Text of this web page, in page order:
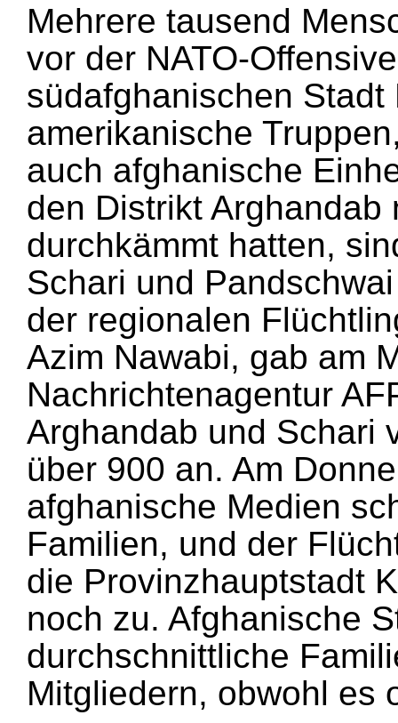
Mehrere tausend
vor der NATO-
südafghanischen
amerikanische
auch afghanische
den Distrikt Arghandab
durchkämmt hatten,
Schari und
der regionalen
Azim Nawabi, gab am
Nachrichtenagentur
Arghandab und Schari
über 900 an. Am
afghanische Medien
Familien, und der
die Provinzhauptstadt
noch zu. Afghanische
durchschnittliche
Mitgliedern, obwohl es